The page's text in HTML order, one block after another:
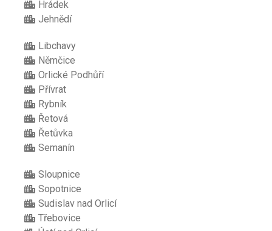
Hrádek
Jehnědí
Libchavy
Němčice
Orlické Podhůří
Přívrat
Rybník
Řetová
Řetůvka
Semanín
Sloupnice
Sopotnice
Sudislav nad Orlicí
Třebovice